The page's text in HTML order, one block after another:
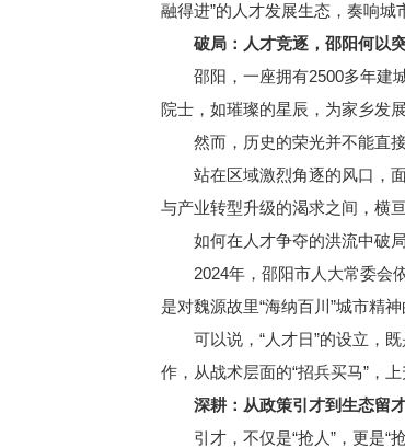
融得进”的人才发展生态，奏响城
破局：人才竞逐，邵阳何以突
邵阳，一座拥有2500多年建城
院士，如璀璨的星辰，为家乡发
然而，历史的荣光并不能直接
站在区域激烈角逐的风口，面
与产业转型升级的渴求之间，横
如何在人才争夺的洪流中破局
2024年，邵阳市人大常委会依
是对魏源故里“海纳百川”城市精
可以说，“人才日”的设立，既
作，从战术层面的“招兵买马”，上
深耕：从政策引才到生态留
引才，不仅是“抢人”，更是“抢